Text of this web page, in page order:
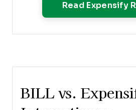
Read Expensify
BILL vs.